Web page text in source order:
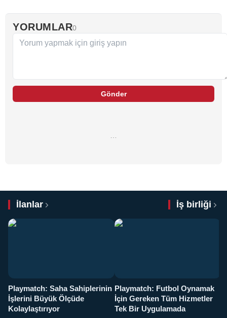
YORUMLAR0
Gönder
İlanlar İş birliği
Playmatch: Saha Sahiplerinin
İşlerini Büyük Ölçüde
Kolaylaştırıyor
Playmatch: Futbol Oynamak
İçin Gereken Tüm Hizmetler
Tek Bir Uygulamada